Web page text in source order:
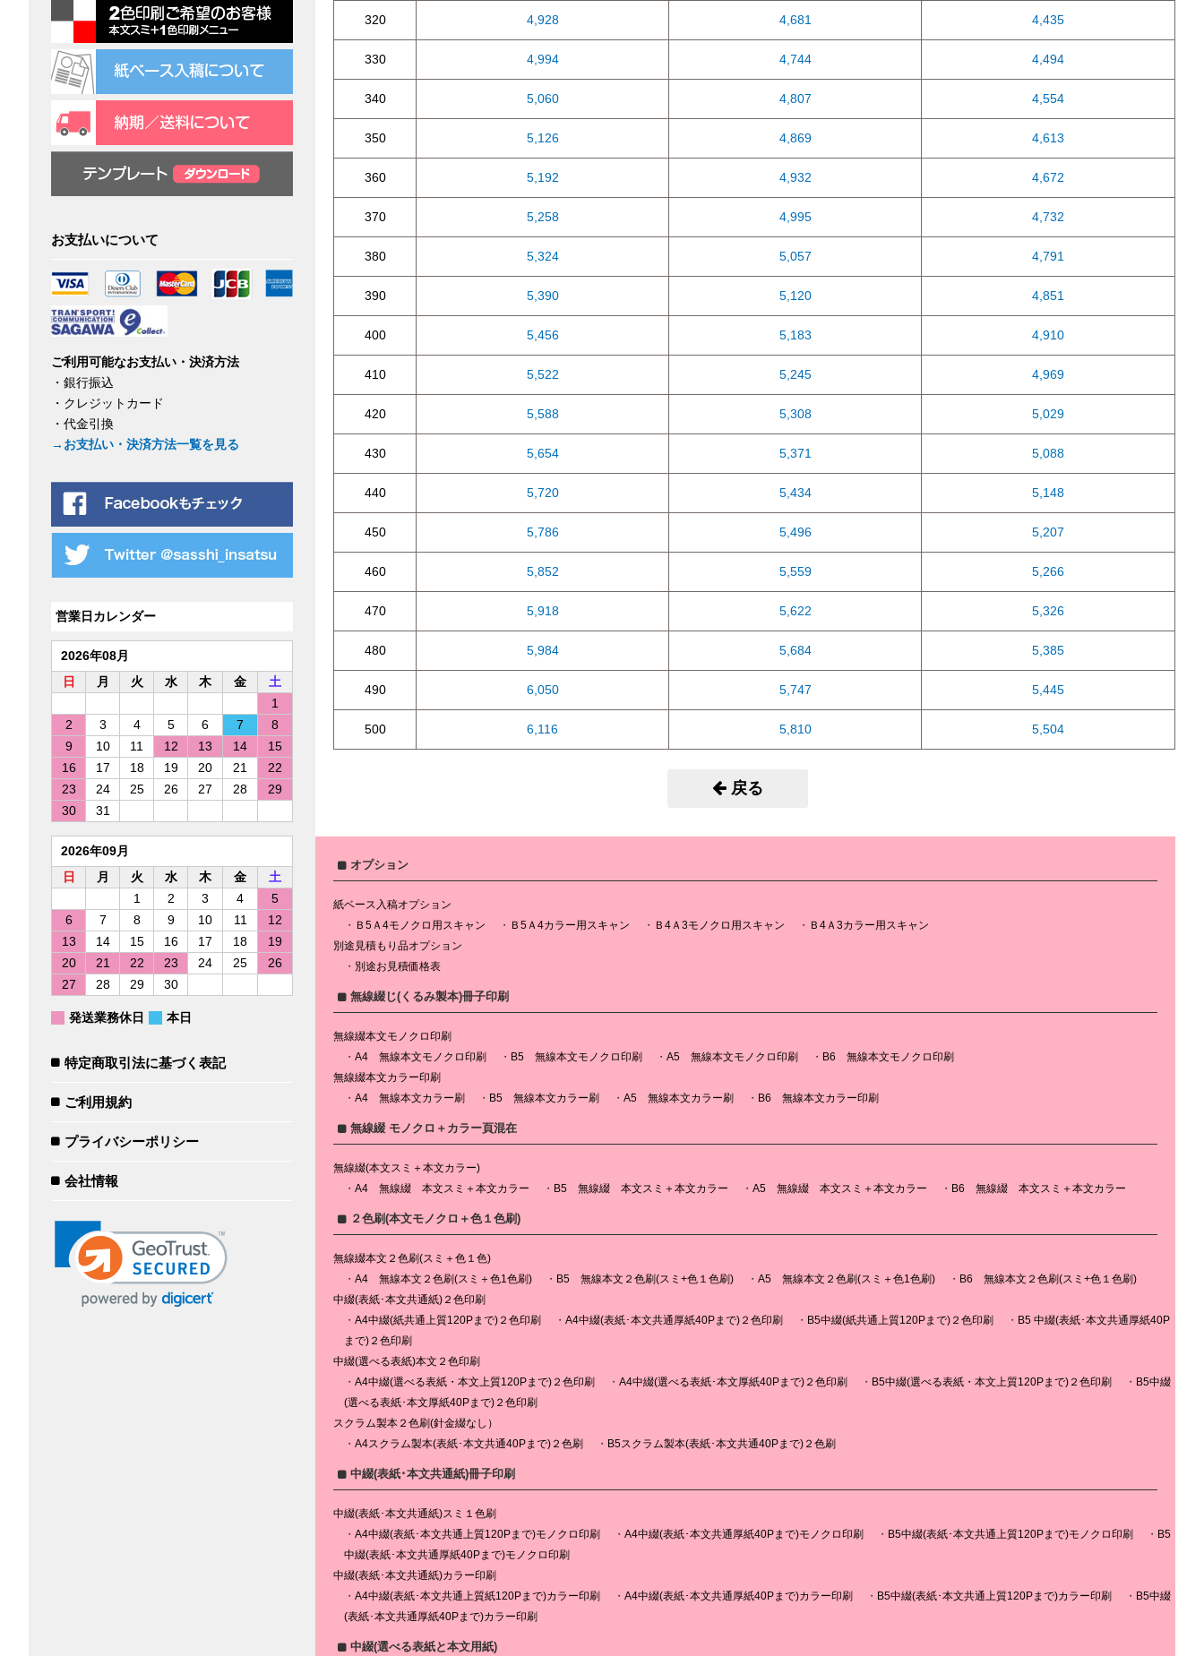
お支払いについて
ご利用可能なお支払い・決済方法
・銀行振込
・クレジットカード
・代金引換
→お支払い・決済方法一覧を見る
営業日カレンダー
2026年08月
日
月 火 水 木 金
土
1
2
3 4 5 6 7
8
9
10 11 12 13 14
15
16
17 18 19 20 21
22
23
24 25 26 27 28
29
30
31
2026年09月
日
月 火 水 木 金
土
1
2 3 4
5
6
7 8 9 10 11
12
13
14 15 16 17 18
19
20
21 22 23 24 25
26
27
28 29 30
発送業務休日 本日
特定商取引法に基づく表記
ご利用規約
プライバシーポリシー
会社情報
320 4,928 4,681 4,435
330 4,994 4,744 4,494
340 5,060 4,807 4,554
350 5,126 4,869 4,613
360 5,192 4,932 4,672
370 5,258 4,995 4,732
380 5,324 5,057 4,791
390 5,390 5,120 4,851
400 5,456 5,183 4,910
410 5,522 5,245 4,969
420 5,588 5,308 5,029
430 5,654 5,371 5,088
440 5,720 5,434 5,148
450 5,786 5,496 5,207
460 5,852 5,559 5,266
470 5,918 5,622 5,326
480 5,984 5,684 5,385
490 6,050 5,747 5,445
500 6,116 5,810 5,504
戻る
オプション
紙ベース入稿オプション
Ｂ5Ａ4モノクロ用スキャン
Ｂ5Ａ4カラー用スキャン Ｂ4Ａ3モノクロ用スキャン
Ｂ4Ａ3カラー用スキャン
別途見積もり品オプション
別途お見積価格表
無線綴じ(くるみ製本)冊子印刷
無線綴本文モノクロ印刷
A4 無線本文モノクロ印刷
B5 無線本文モノクロ印刷 A5 無線本文モノクロ印刷
B6 無線本文モノクロ印刷
無線綴本文カラー印刷
A4 無線本文カラー刷
B5 無線本文カラー刷 A5 無線本文カラー刷 B6 無線本文カラー印刷
無線綴 モノクロ＋カラー頁混在
無線綴(本文スミ＋本文カラー)
A4 無線綴 本文スミ＋本文カラー
B5 無線綴 本文スミ＋本文カラー A5 無線綴 本文スミ＋本文カラー B6 無線綴 本文スミ＋本文カラー
２色刷(本文モノクロ＋色１色刷)
無線綴本文２色刷(スミ＋色１色)
A4 無線本文２色刷(スミ＋色1色刷)
B5 無線本文２色刷(スミ+色１色刷) A5 無線本文２色刷(スミ＋色1色刷)
B6 無線本文２色刷(スミ+色１色刷)
中綴(表紙･本文共通紙)２色印刷
A4中綴(紙共通上質120Pまで)２色印刷
A4中綴(表紙･本文共通厚紙40Pまで)２色印刷 B5中綴(紙共通上質120Pまで)２色印刷
B5 中綴(表紙･本文共通厚紙40P
まで)２色印刷
中綴(選べる表紙)本文２色印刷
A4中綴(選べる表紙・本文上質120Pまで)２色印刷
A4中綴(選べる表紙･本文厚紙40Pまで)２色印刷 B5中綴(選べる表紙・本文上質120Pまで)２色印刷
B5中綴
(選べる表紙･本文厚紙40Pまで)２色印刷
スクラム製本２色刷(針金綴なし）
A4スクラム製本(表紙･本文共通40Pまで)２色刷
B5スクラム製本(表紙･本文共通40Pまで)２色刷
中綴(表紙･本文共通紙)冊子印刷
中綴(表紙･本文共通紙)スミ１色刷
A4中綴(表紙･本文共通上質120Pまで)モノクロ印刷
A4中綴(表紙･本文共通厚紙40Pまで)モノクロ印刷 B5中綴(表紙･本文共通上質120Pまで)モノクロ印刷
B5
中綴(表紙･本文共通厚紙40Pまで)モノクロ印刷
中綴(表紙･本文共通紙)カラー印刷
A4中綴(表紙･本文共通上質紙120Pまで)カラー印刷
A4中綴(表紙･本文共通厚紙40Pまで)カラー印刷 B5中綴(表紙･本文共通上質120Pまで)カラー印刷
B5中綴
(表紙･本文共通厚紙40Pまで)カラー印刷
中綴(選べる表紙と本文用紙)